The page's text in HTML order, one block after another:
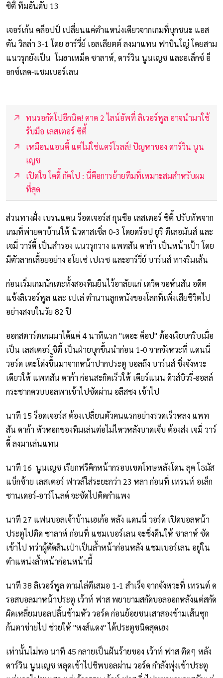
ซิตี้ ทีมอันดับ 13
เจอร์เก้น คล็อปป์ เปลี่ยนแค่ตำแหน่งเดียวจากเกมที่บุกชนะ แอส
ตัน วิลล่า 3-1 โดย ฮาร์วี่ย์ เอลเลียตต์ ลงมาแทน ฟาบินโญ่ โดยสาม
แนวรุกยังเป็น โมฮาเหม็ด ซาลาห์, ดาร์วิน นูนเญซ และอเล็กซ์ อ็
อกซ์เลด-แชมเบอร์เลน
ทนรอกัคโปอีกนิด! คาด 2 ไลน์อัพที่ ลิเวอร์พูล อาจนำมาใช้
รับมือ เลสเตอร์ ซิตี้
เหมือนแอนดี้ แต่ไม่ใช่แคร์โรลล์! ปัญหาของ ดาร์วิน นูน
เญซ
เปิดใจ โคดี้ กัคโป : นี่คือการย้ายทีมที่เหมาะสมสำหรับผม
ที่สุด
ส่วนทางฝั่ง เบรนแดน ร็อดเจอร์ส กุนซือ เลสเตอร์ ซิตี้ ปรับทัพจาก
เกมที่พ่ายคาบ้านให้ นิวคาสเซิ่ล 0-3 โดยดร็อป ยูริ ตีเลอมันส์ และ
เจมี่ วาร์ดี้ เป็นสำรอง แนวรุกวาง แพทสัน ดาก้า เป็นหน้าเป้า โดย
มีตัวลากเลื้อยอย่าง อโยเซ่ เปเรซ และฮาร์วี่ย์ บาร์นส์ ทางริมเส้น
ก่อนเริ่มเกมนักเตะทั้งสองทีมยืนไว้อาลัยแก่ เดวิด จอห์นสัน อดีต
แข้งลิเวอร์พูล และ เปเล่ ตำนานลูกหนังของโลกที่เพิ่งเสียชีวิตไป
อย่างสงบในวัย 82 ปี
ออกสตาร์ตเกมมาได้แค่ 4 นาทีแรก "เดอะ ค็อป" ต้องเงียบกริบเมื่อ
เป็น เลสเตอร์ ซิตี้ เป็นฝ่ายบุกขึ้นนำก่อน 1-0 จากจังหวะที่ แดนนี่
วอร์ด เตะโด่งขึ้้นมาจากหน้าปากประตู บอลถึง บาร์นส์ ชิ่งจังหวะ
เดียวให้ แพทสัน ดาก้า ก่อนสะกิดเร็วให้ เคียร์แนน ดิวส์บิวรี่-ฮอลล์
กระชากควบบอลพาเข้าไปซัดผ่าน อลีสซง เข้าไป
นาที 15 ร็อดเจอร์ส ต้องเปลี่ยนตัวคนแรกอย่างรวดเร็วหลง แพท
สัน ดาก้า หัวหอกของทีมเล่นต่อไม่ไหวหลังบาดเจ็บ ต้องส่ง เจมี่ วาร์
ดี้ ลงมาเล่นแทน
นาที 16 นูนเญซ เรียกฟรีคิกหน้ากรอบเขตโทษหลังโดน ลุค โธมัส
แบ็กซ้าย เลสเตอร์ ฟาวล์ใส่ระยะกว่า 23 หลา ก่อนที่ เทรนท์ อเล็ก
ซานเดอร์-อาร์โนลด์ จะซัดไปติดกำแพง
นาที 27 แฟนบอลเจ้าบ้านเฮเก้อ หลัง แดนนี่ วอร์ด เปิดบอลหน้า
ประตูไปติด ซาลาห์ ก่อนที่ แชมเบอร์เลน จะชิ่งคืนให้ ซาลาห์ ซัด
เข้าไป ทว่าผู้ตัดสินเป่าเป็นล้ำหน้าก่อนหลัง แชมเบอร์เลน อยู่ใน
ตำแหน่งล้ำหน้าก่อนหน้านี้
นาที 38 ลิเวอร์พูล ตามไล่ตีเสมอ 1-1 สำเร็จ จากจังหวะที่ เทรนต์ ค
รอสบอลมาหน้าประตู เว้าท์ ฟาส พยายามสกัดบอลออกหลังแต่สกัด
ผิดเหลี่ยมบอลปลิ้นข้ามหัว วอร์ด ก่อนย้อยชนเสาสองข้ามเส้นซุก
ก้นตาข่ายไป ช่วยให้ "หงส์แดง" ได้ประตูชนิดสุดเฮง
เท่านั้นไม่พอ นาที 45 กลายเป็นฝันร้ายของ เว้าท์ ฟาส ติดๆ หลัง
ดาร์วิน นูนเญซ หลุดเข้าไปชิพบอลผ่าน วอร์ด กำลังพุ่งเข้าประตู